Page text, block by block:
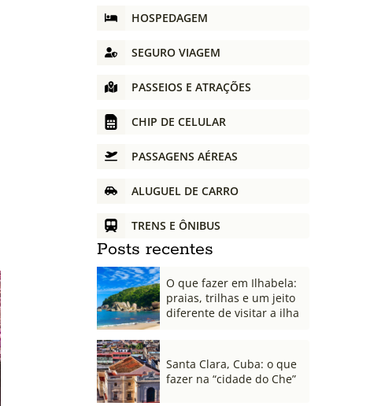
HOSPEDAGEM
SEGURO VIAGEM
PASSEIOS E ATRAÇÕES
CHIP DE CELULAR
PASSAGENS AÉREAS
ALUGUEL DE CARRO
TRENS E ÔNIBUS
Posts recentes
O que fazer em Ilhabela:
praias, trilhas e um jeito
diferente de visitar a ilha
Santa Clara, Cuba: o que
fazer na “cidade do Che”